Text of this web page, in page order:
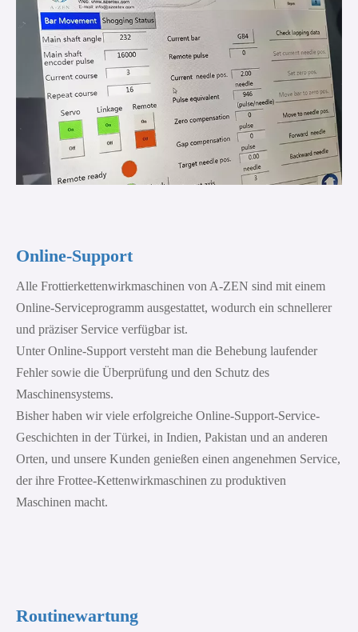
Online-Support
Alle Frottierkettenwirkmaschinen von A-ZEN sind mit einem
Online-Serviceprogramm ausgestattet, wodurch ein schnellerer
und präziser Service verfügbar ist.
Unter Online-Support versteht man die Behebung laufender
Fehler sowie die Überprüfung und den Schutz des
Maschinensystems.
Bisher haben wir viele erfolgreiche Online-Support-Service-
Geschichten in der Türkei, in Indien, Pakistan und an anderen
Orten, und unsere Kunden genießen einen angenehmen Service,
der ihre Frottee-Kettenwirkmaschinen zu produktiven
Maschinen macht.
Routinewartung